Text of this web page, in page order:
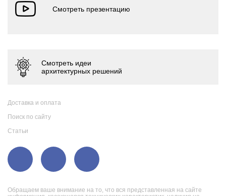
Обращаем ваше внимание на то, что вся представленная на сайте
Доставка и оплата
Поиск по сайту
Статьи